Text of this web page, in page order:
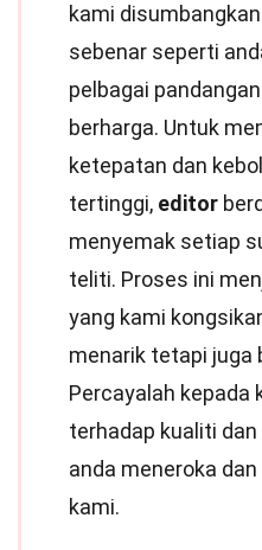
kami
sebenar seperti
pelbagai
berharga. Untuk
ketepatan dan
tertinggi, editor
menyemak setiap
teliti. Proses ini
yang kami
menarik tetapi juga
Percayalah kepada
terhadap kualiti
anda meneroka
kami.